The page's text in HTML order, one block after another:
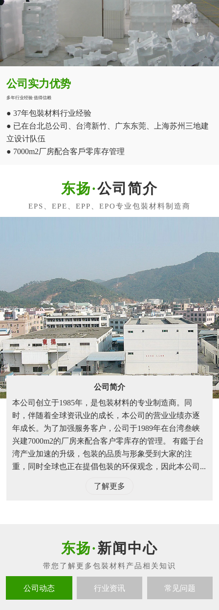
公司实力优势
多年行业经验 值得信赖
● 37年包裝材料行业经验
● 已在台北总公司、台湾新竹、广东东莞、上海苏州三地建
立设计队伍
● 7000m2厂房配合客戶零库存管理
公司简介
公司简介
本公司创立于1985年，是包装材料的专业制造商。同
时，伴随着全球资讯业的成长，本公司的营业业绩亦逐
年成长。为了加强服务客户，公司于1989年在台湾叁峡
兴建7000m2的厂房来配合客户零库存的管理。 有鑑于台
湾产业加速的升级，包装的品质与形象受到大家的注
重，同时全球也正在提倡包装的环保观念，因此本公司...
了解更多
新闻中心
公司动态 行业资讯 常见问题